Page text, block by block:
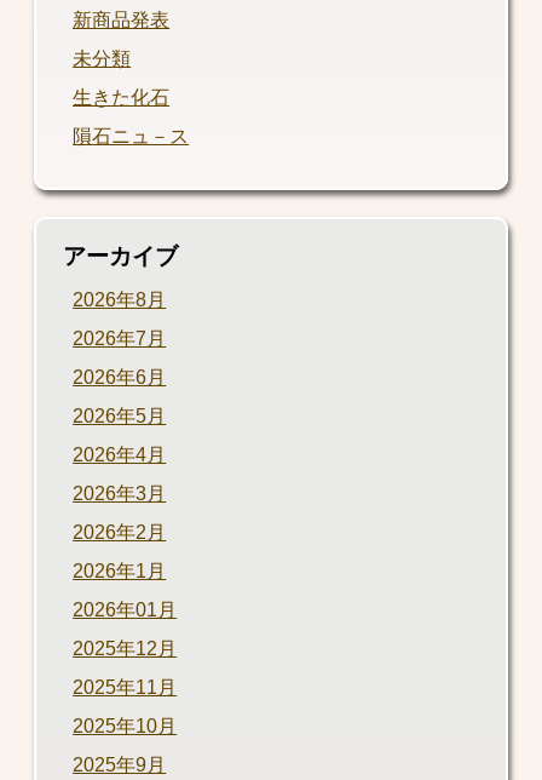
新商品発表
未分類
生きた化石
隕石ニュ－ス
アーカイブ
2026年8月
2026年7月
2026年6月
2026年5月
2026年4月
2026年3月
2026年2月
2026年1月
2026年01月
2025年12月
2025年11月
2025年10月
2025年9月